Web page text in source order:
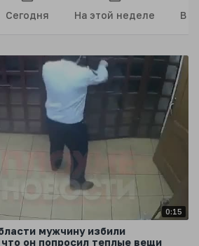
Сегодня На этой неделе В
0:15
мужчину избили
он попросил теплые вещи